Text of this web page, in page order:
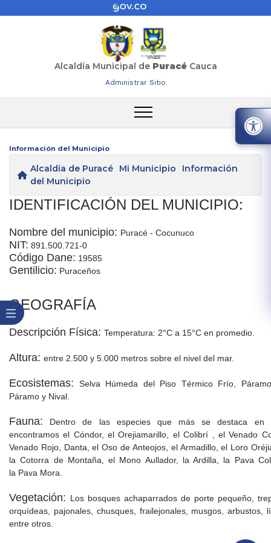
Alcaldía Municipal de Puracé Cauca
Administrar Sitio
Información del Municipio
Alcaldía de Puracé Mi Municipio
Información
del Municipio
IDENTIFICACIÓN DEL MUNICIPIO:
Nombre del municipio: Puracé - ​Cocunuco
NIT: 891.500.721-0
Código Dane: 19585
Gentilicio: Puraceños
GEOGRAFÍA
Descripción Física: Temperatura: 2°C a 15​°C en promedio.
Altura: entre 2.500 y 5.000 metros sobre el nivel del mar.
Ecosistemas: Selva Húmeda del Piso Térmico Frío,
Páramo y Nival.
Fauna: Dentro de las especies que más se destaca en
encontramos el Cóndor, el Orejiamarillo, el Colibrí , el Venado
Venado Rojo, Danta, el Oso de Anteojos, el Armadillo, el Loro
la Cotorra de Montaña, el Mono Aullador, la Ardilla, la Pava
la Pava Mora.
Vegetación: Los bosques achaparrados de porte pequeño,
orquídeas, pajonales, chusques, frailejonales, musgos, arbustos,
entre otros.